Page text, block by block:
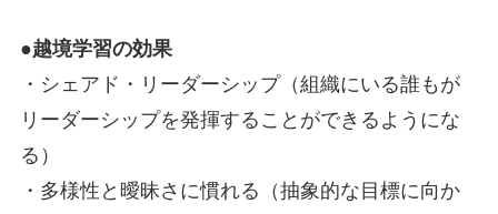
●越境学習の効果
・シェアド・リーダーシップ（組織にいる誰もが
リーダーシップを発揮することができるようにな
る）
・多様性と曖昧さに慣れる（抽象的な目標に向か